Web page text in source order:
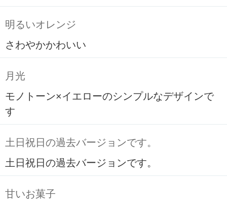
明るいオレンジ
さわやかかわいい
月光
モノトーン×イエローのシンプルなデザインで
す
土日祝日の過去バージョンです。
土日祝日の過去バージョンです。
甘いお菓子